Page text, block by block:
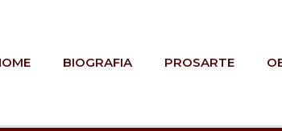
BIOGRAFIA PROSARTE